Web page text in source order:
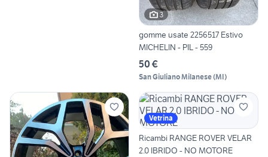
3
gomme usate 2256517 Estivo
MICHELIN - PIL - 559
50 €
San Giuliano Milanese(MI)
Vetrina
Ricambi RANGE ROVER VELAR
2.0 IBRIDO - NO MOTORE